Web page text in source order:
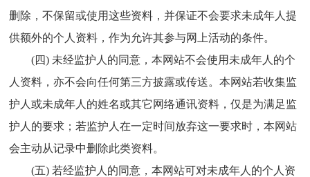
删除，不保留或使用这些资料，并保证不会要求未成年人提
供额外的个人资料，作为允许其参与网上活动的条件。
(四) 未经监护人的同意，本网站不会使用未成年人的个
人资料，亦不会向任何第三方披露或传送。本网站若收集监
护人或未成年人的姓名或其它网络通讯资料，仅是为满足监
护人的要求；若监护人在一定时间放弃这一要求时，本网站
会主动从记录中删除此类资料。
(五) 若经监护人的同意，本网站可对未成年人的个人资